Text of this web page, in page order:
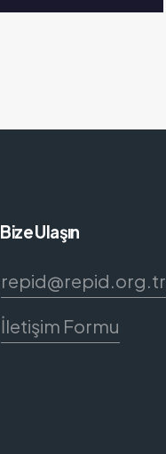
Bize Ulaşın
repid@repid.org.tr
İletişim Formu